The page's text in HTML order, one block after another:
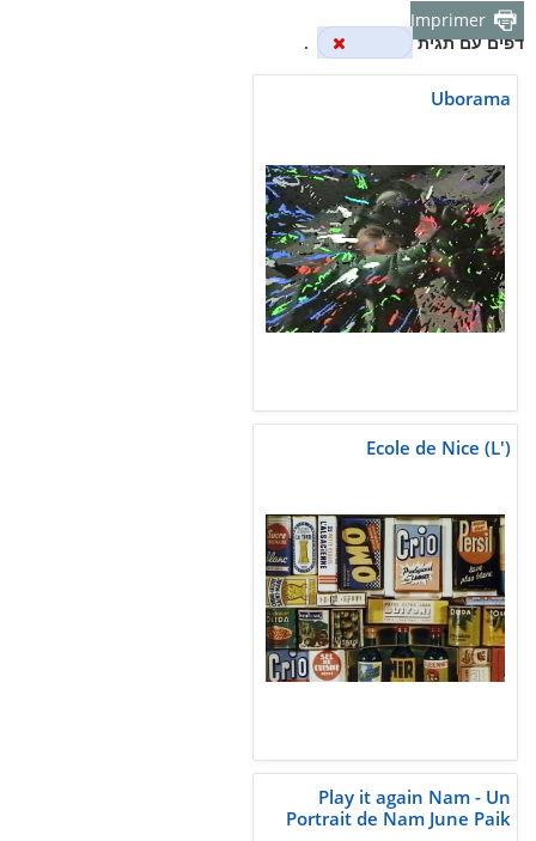
דפים עם תגית .
Imprimer
Uborama
Ecole de Nice (L')
Play it again Nam - Un
Portrait de Nam June Paik